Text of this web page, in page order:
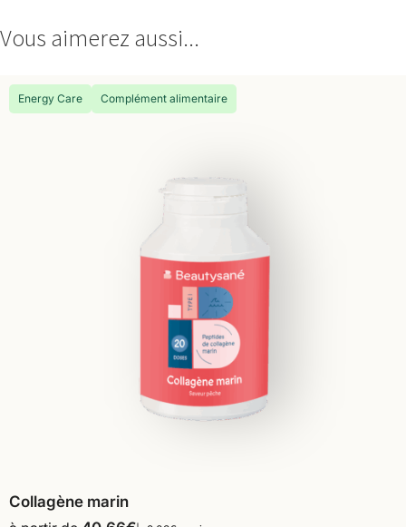
Vous aimerez aussi...
Energy Care Complément alimentaire
Collagène marin